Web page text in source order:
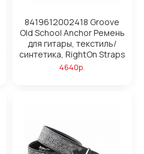
8419612002418 Groove
Old School Anchor Ремень
для гитары, текстиль/
синтетика, RightOn Straps
4640р.